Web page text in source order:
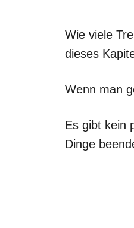
Wie viele
dieses
Wenn man
Es gibt kein
Dinge